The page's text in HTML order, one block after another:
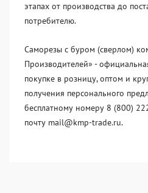
этапах от производства до
потребителю.
Саморезы с буром (сверлом)
Производителей» -
покупке в розницу, оптом и
получения персонального
бесплатному номеру 8 (800)
почту mail@kmp-trade.ru.